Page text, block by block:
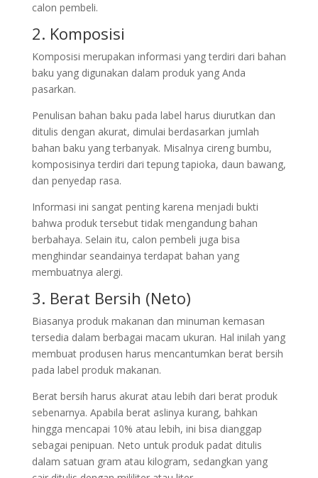
calon pembeli.
2. Komposisi
Komposisi merupakan informasi yang terdiri dari bahan
baku yang digunakan dalam produk yang Anda
pasarkan.
Penulisan bahan baku pada label harus diurutkan dan
ditulis dengan akurat, dimulai berdasarkan jumlah
bahan baku yang terbanyak. Misalnya cireng bumbu,
komposisinya terdiri dari tepung tapioka, daun bawang,
dan penyedap rasa.
Informasi ini sangat penting karena menjadi bukti
bahwa produk tersebut tidak mengandung bahan
berbahaya. Selain itu, calon pembeli juga bisa
menghindar seandainya terdapat bahan yang
membuatnya alergi.
3. Berat Bersih (Neto)
Biasanya produk makanan dan minuman kemasan
tersedia dalam berbagai macam ukuran. Hal inilah yang
membuat produsen harus mencantumkan berat bersih
pada label produk makanan.
Berat bersih harus akurat atau lebih dari berat produk
sebenarnya. Apabila berat aslinya kurang, bahkan
hingga mencapai 10% atau lebih, ini bisa dianggap
sebagai penipuan. Neto untuk produk padat ditulis
dalam satuan gram atau kilogram, sedangkan yang